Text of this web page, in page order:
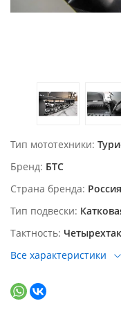
Тип мототехники
Бренд БТС
Страна бренда Россия
Тип подвески
Тактность
Все характеристики